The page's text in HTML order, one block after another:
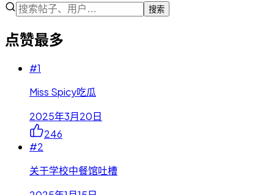
搜索
点赞最多
#1
Miss Spicy吃瓜
2025年3月20日
246
#2
关于学校中餐馆吐槽